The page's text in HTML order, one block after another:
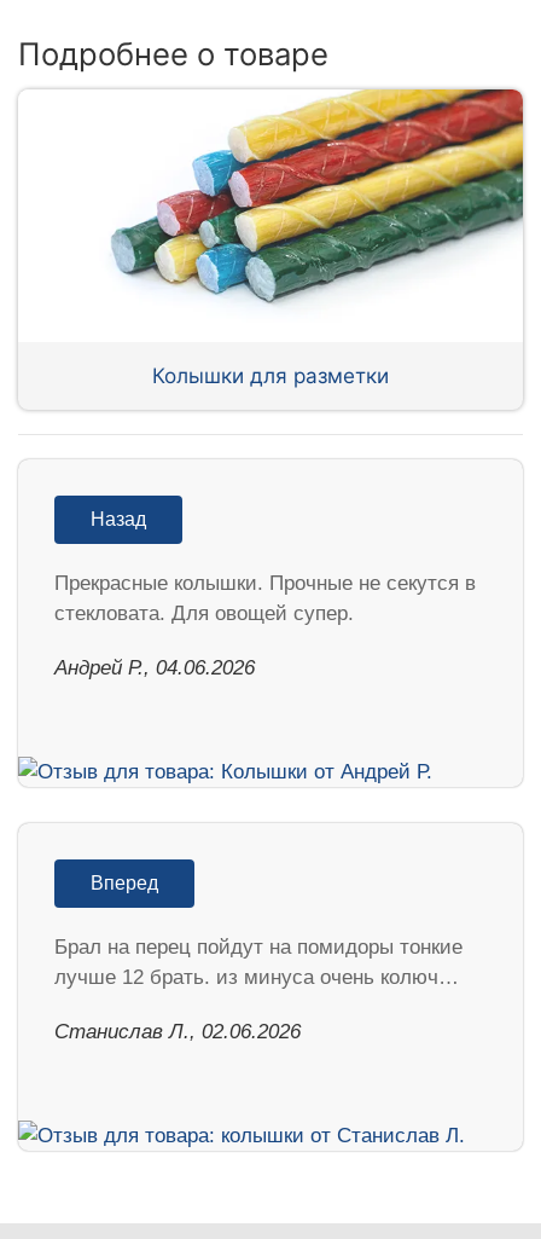
Подробнее о товаре
Колышки для разметки
Назад
Прекрасные колышки. Прочные не секутся в
стекловата. Для овощей супер.
Андрей Р., 04.06.2026
Вперед
Брал на перец пойдут на помидоры тонкие
лучше 12 брать. из минуса очень колюч…
Станислав Л., 02.06.2026